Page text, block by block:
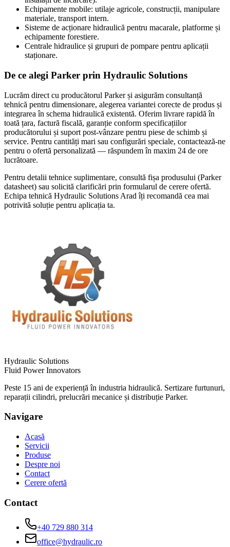
Echipamente mobile: utilaje agricole, construcții, manipulare
materiale, transport intern.
Sisteme de acționare hidraulică pentru macarale, platforme și
echipamente forestiere.
Centrale hidraulice și grupuri de pompare pentru aplicații
staționare.
De ce alegi Parker prin Hydraulic Solutions
Lucrăm direct cu producătorul Parkerși asigurăm consultanță
tehnică pentru dimensionare, alegerea variantei corecte de produs și
integrarea în schema hidraulică existentă. Oferim livrare rapidă în
toată țara, factură fiscală, garanție conform specificațiilor
producătorului și suport post-vânzare pentru piese de schimb și
service. Pentru cantități mari sau configurări speciale, contactează-ne
pentru o ofertă personalizată — răspundem în maxim 24 de ore
lucrătoare.
Pentru detalii tehnice suplimentare, consultă fișa produsului (Parker
datasheet) sau solicită clarificări prin formularul de cerere ofertă.
Echipa tehnică Hydraulic Solutions Arad îți recomandă cea mai
potrivită soluție pentru aplicația ta.
Hydraulic Solutions
Fluid Power Innovators
Peste 15 ani de experiență în industria hidraulică. Sertizare furtunuri,
reparații cilindri, prelucrări mecanice și distribuție Parker.
Navigare
Acasă
Servicii
Produse
Despre noi
Contact
Cerere ofertă
Contact
+40 729 880 314
office@hydraulic.ro